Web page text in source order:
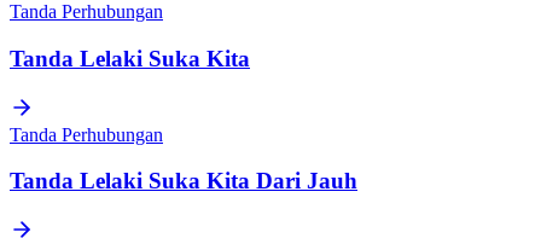
Tanda Perhubungan
Tanda Lelaki Suka Kita
Tanda Perhubungan
Tanda Lelaki Suka Kita Dari Jauh